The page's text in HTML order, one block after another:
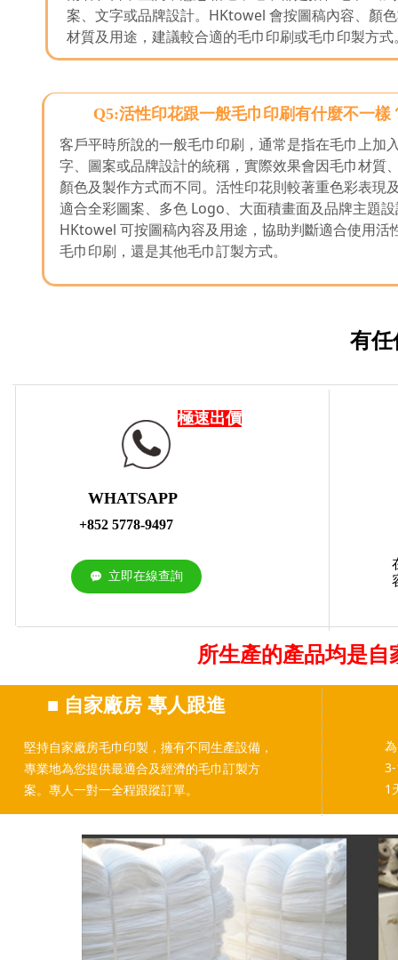
案、文字或品牌設計。HKtowel 會按圖稿內容、顏
材質及用途，建議較合適的毛巾印刷或毛巾印製方式
Q5:活性印花跟一般毛巾印刷有什麼不一樣
客戶平時所說的一般毛巾印刷，通常是指在毛巾上加
字、圖案或品牌設計的統稱，實際效果會因毛巾材質
顏色及製作方式而不同。活性印花則較著重色彩表現
適合全彩圖案、多色 Logo、大面積畫面及品牌主題
HKtowel 可按圖稿內容及用途，協助判斷適合使用活
毛巾印刷，還是其他毛巾訂製方式。
WHATSAPP
+852 5778-9497
끁 立即在線查詢
極速出價
所生產的產品均是
■ 自家廠房 專人跟進
1
堅持自家廠房毛巾印製，擁有不同生產設備，
專業地為您提供最適合及經濟的毛巾訂製方
案。專人一對一全程跟蹤訂單。
有任